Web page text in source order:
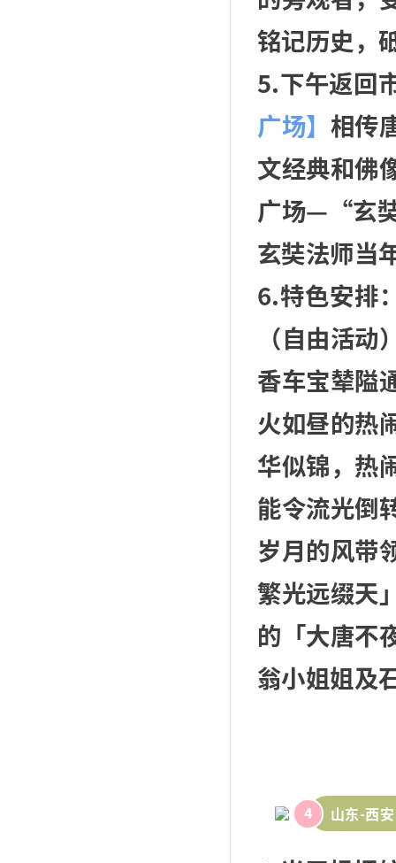
铭记历史，
5.下午返回
广场】 相传
文经典和佛
广场—“玄
玄奘法师当
6.特色安排
（自由活
香车宝辇隘
火如昼的热
华似锦，热
能令流光倒
岁月的风带
繁光远缀天
的「大唐不
翁小姐姐及
4 山东-西安